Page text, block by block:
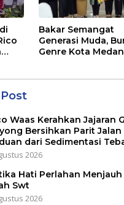
Bakar Semangat
Generasi Muda,
Genre Kota
Waas Kerahkan Jajaran
Bersihkan Parit Jalan
dari Sedimentasi
2026
Hati Perlahan
Swt
2026